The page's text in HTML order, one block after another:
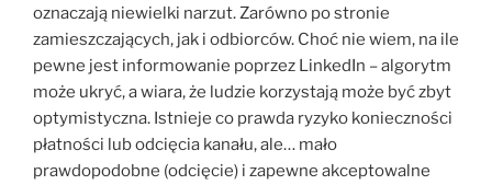
oznaczają niewielki narzut. Zarówno po stronie
zamieszczających, jak i odbiorców. Choć nie wiem, na ile
pewne jest informowanie poprzez LinkedIn – algorytm
może ukryć, a wiara, że ludzie korzystają może być zbyt
optymistyczna. Istnieje co prawda ryzyko konieczności
płatności lub odcięcia kanału, ale… mało
prawdopodobne (odcięcie) i zapewne akceptowalne